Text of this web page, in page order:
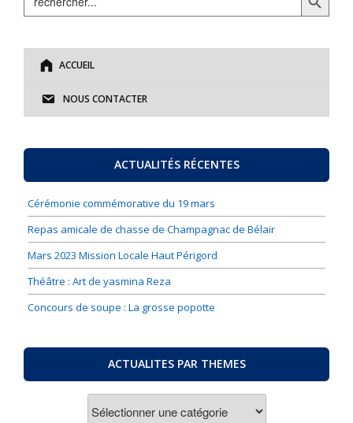
ACCUEIL
NOUS CONTACTER
ACTUALITÉS RÉCENTES
Cérémonie commémorative du 19 mars
Repas amicale de chasse de Champagnac de Bélair
Mars 2023 Mission Locale Haut Périgord
Théâtre : Art de yasmina Reza
Concours de soupe : La grosse popotte
ACTUALITES PAR THEMES